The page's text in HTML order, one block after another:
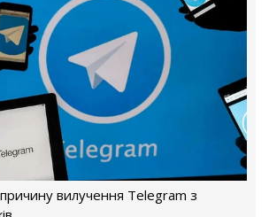
вилучення Telegram з